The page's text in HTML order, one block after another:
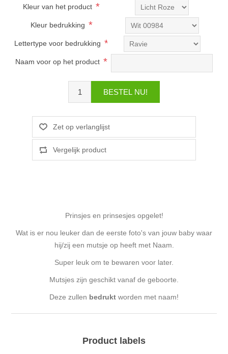
Kleur van het product *
Kleur bedrukking *
Lettertype voor bedrukking *
Naam voor op het product *
Prinsjes en prinsesjes opgelet!
Wat is er nou leuker dan de eerste foto's van jouw baby waar
hij/zij een mutsje op heeft met Naam.
Super leuk om te bewaren voor later.
Mutsjes zijn geschikt vanaf de geboorte.
Deze zullen bedrukt worden met naam!
Product labels